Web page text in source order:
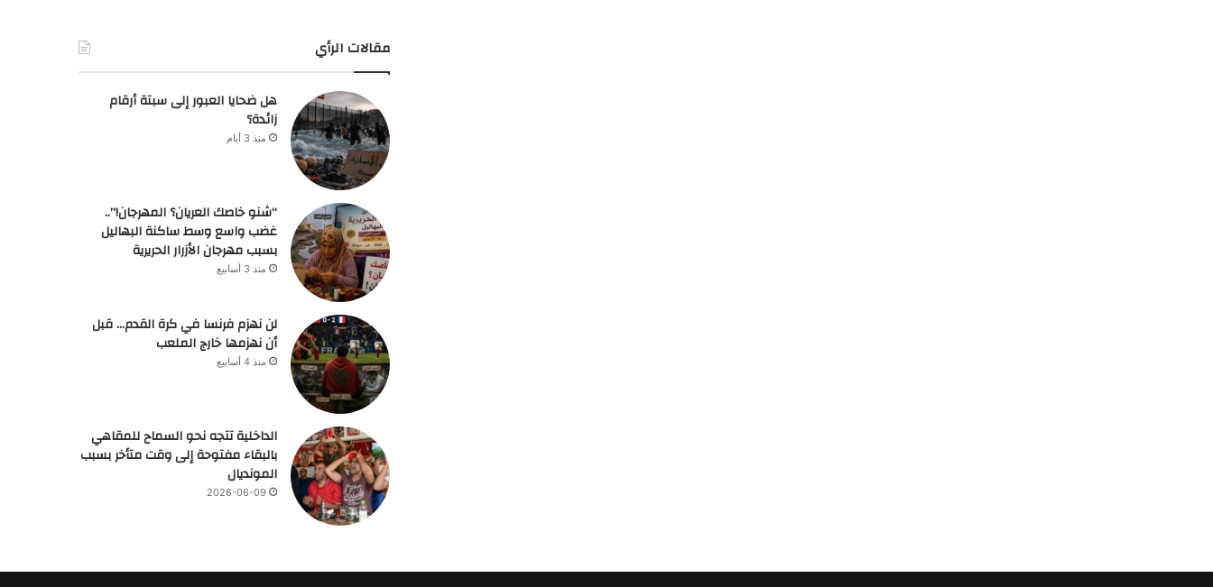
مقالات الرأي
هل ضحايا العبور إلى سبتة أرقام
زائدة؟
منذ 3 أيام
“شنو خاصك العريان؟ المهرجان!”..
غضب واسع وسط ساكنة البهاليل
بسبب مهرجان الأزرار الحريرية
منذ 3 أسابيع
لن نهزم فرنسا في كرة القدم… قبل
أن نهزمها خارج الملعب
منذ 4 أسابيع
الداخلية تتجه نحو السماح للمقاهي
بالبقاء مفتوحة إلى وقت متأخر بسبب
المونديال
2026-06-09